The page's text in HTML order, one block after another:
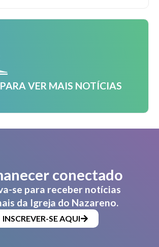
VER MAIS NOTÍCIAS
conectado
se para receber notícias
da Igreja do Nazareno.
INSCREVER-SE AQUI